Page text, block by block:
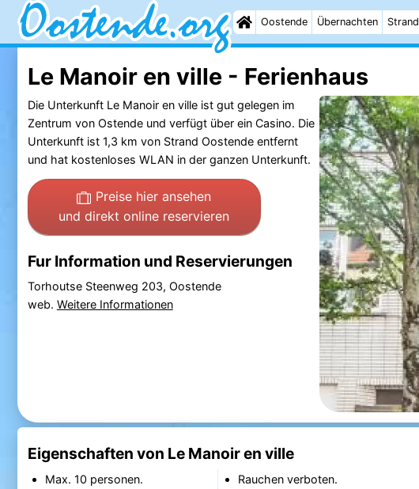
Oostende Übernachten Strand
Le Manoir en ville - Ferienhaus
Die Unterkunft Le Manoir en ville ist gut gelegen im
Zentrum von Ostende und verfügt über ein Casino. Die
Unterkunft ist 1,3 km von Strand Oostende entfernt
und hat kostenloses WLAN in der ganzen Unterkunft.
Preise hier ansehen
und direkt online reservieren
Fur Information und Reservierungen
Torhoutse Steenweg 203, Oostende
web. Weitere Informationen
Eigenschaften von Le Manoir en ville
Max. 10 personen.
Rauchen verboten.